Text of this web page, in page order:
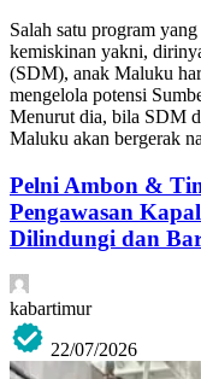
Salah satu program
kemiskinan yakni,
(SDM), anak Maluku
mengelola potensi
Menurut dia, bila SDM
Maluku akan bergerak
Pelni Ambon &
Pengawasan
Dilindungi dan
kabartimur
22/07/2026